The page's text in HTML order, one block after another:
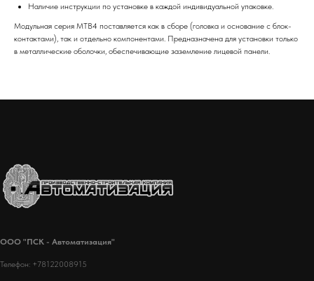
Наличие инструкции по установке в каждой индивидуальной упаковке.
Модульная серия MTB4 поставляется как в сборе (головка и основание с блок-
контактами), так и отдельно компонентами. Предназначена для установки только
в металлические оболочки, обеспечивающие заземление лицевой панели.
ООО "ПСК - Автоматизация"
Телефон: +78122008915